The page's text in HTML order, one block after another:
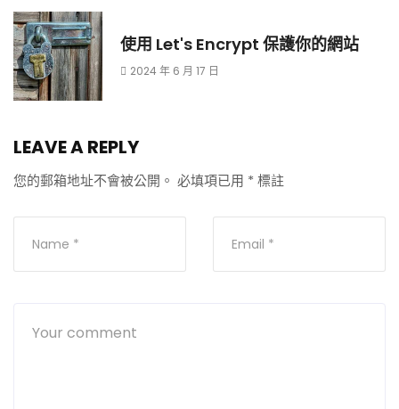
使用 Let's Encrypt 保護你的網站
2024 年 6 月 17 日
LEAVE A REPLY
您的郵箱地址不會被公開。 必填項已用 * 標註